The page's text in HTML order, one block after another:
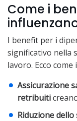
Come i
I benefit per i
significativo nella
lavoro. Ecco
Assicurazione
retribuiti
Riduzione